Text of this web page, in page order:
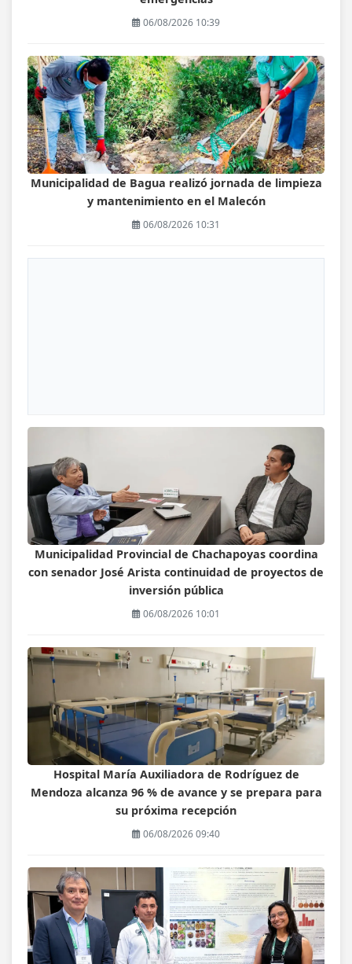
06/08/2026 10:39
Municipalidad de Bagua realizó jornada de limpieza
y mantenimiento en el Malecón
06/08/2026 10:31
Municipalidad Provincial de Chachapoyas coordina
con senador José Arista continuidad de proyectos de
inversión pública
06/08/2026 10:01
Hospital María Auxiliadora de Rodríguez de
Mendoza alcanza 96 % de avance y se prepara para
su próxima recepción
06/08/2026 09:40